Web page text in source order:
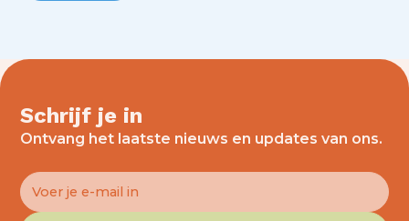
Schrijf je in
Ontvang het laatste nieuws en updates van ons.